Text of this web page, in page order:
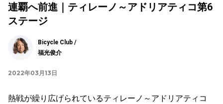
連覇へ前進｜ティレーノ～アドリアティコ第6
ステージ
Bicycle Club /
福光俊介
2022年03月13日
熱戦が繰り広げられているティレーノ～アドリアティコ